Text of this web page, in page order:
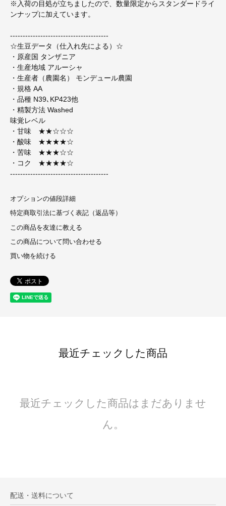
※入荷の目処が立ちましたので、数量限定からスタンダードライ
ンナップに加えています。
---------------------------------------
☆生豆データ（仕入れ先による）☆
・原産国 タンザニア
・生産地域 アルーシャ
・生産者（農園名） モンデュール農園
・規格 AA
・品種 N39､KP423他
・精製方法 Washed
味覚レベル
・甘味 ★★☆☆☆
・酸味 ★★★★☆
・苦味 ★★★☆☆
・コク ★★★★☆
---------------------------------------
オプションの値段詳細
特定商取引法に基づく表記（返品等）
この商品を友達に教える
この商品について問い合わせる
買い物を続ける
最近チェックした商品
最近チェックした商品はまだありませ
ん。
配送・送料について